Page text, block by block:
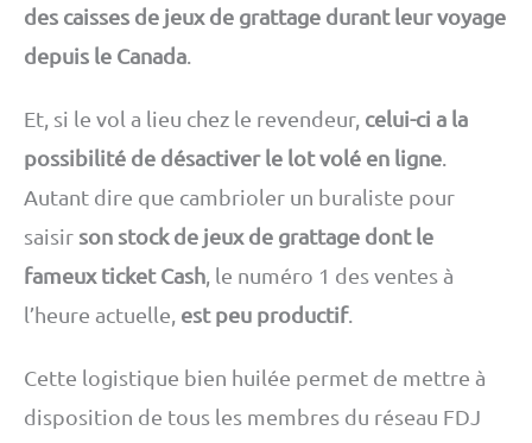
des caisses de jeux de grattage durant leur voyage
depuis le Canada.
Et, si le vol a lieu chez le revendeur, celui-ci a la
possibilité de désactiver le lot volé en ligne
Autant dire que cambrioler un buraliste pour
saisir son stock de jeux de grattage dont le
fameux ticket Cash , le numéro 1 des ventes à
l’heure actuelle, est peu productif.
Cette logistique bien huilée permet de mettre à
disposition de tous les membres du réseau FDJ